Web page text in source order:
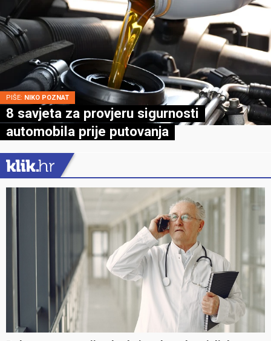
PIŠE: NIKO POZNAT
8 savjeta za provjeru sigurnosti
automobila prije putovanja